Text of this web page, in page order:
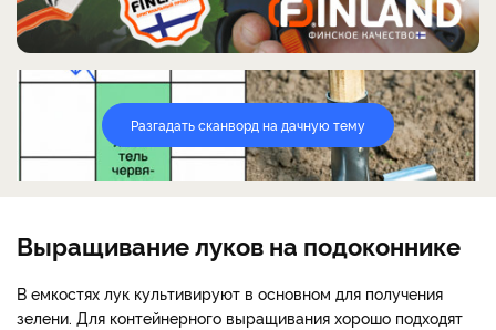
Разгадать сканворд на дачную тему
Выращивание луков на подоконнике
В емкостях лук культивируют в основном для получения
зелени. Для контейнерного выращивания хорошо подходят